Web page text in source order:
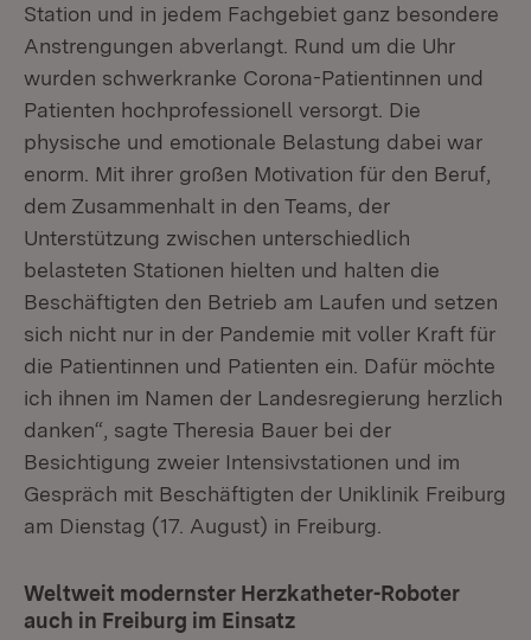
Station und in jedem Fachgebiet ganz besondere
Anstrengungen abverlangt. Rund um die Uhr
wurden schwer­kranke Corona-Patientinnen und
Patienten hochprofessionell versorgt. Die
physische und emotionale Belastung dabei war
enorm. Mit ihrer großen Moti­va­tion für den Beruf,
dem Zusammenhalt in den Teams, der
Unterstützung zwi­schen unterschiedlich
belasteten Stationen hielten und halten die
Beschäftigten den Betrieb am Laufen und setzen
sich nicht nur in der Pandemie mit voller Kraft für
die Patientinnen und Patienten ein. Dafür möchte
ich ihnen im Namen der Landesregierung herzlich
danken“, sagte Theresia Bauer bei der
Besichtigung zweier Intensivstationen und im
Gespräch mit Beschäftigten der Uniklinik Freiburg
am Dienstag (17. August) in Freiburg.
Weltweit modernster Herzkatheter-Roboter
auch in Freiburg im Einsatz